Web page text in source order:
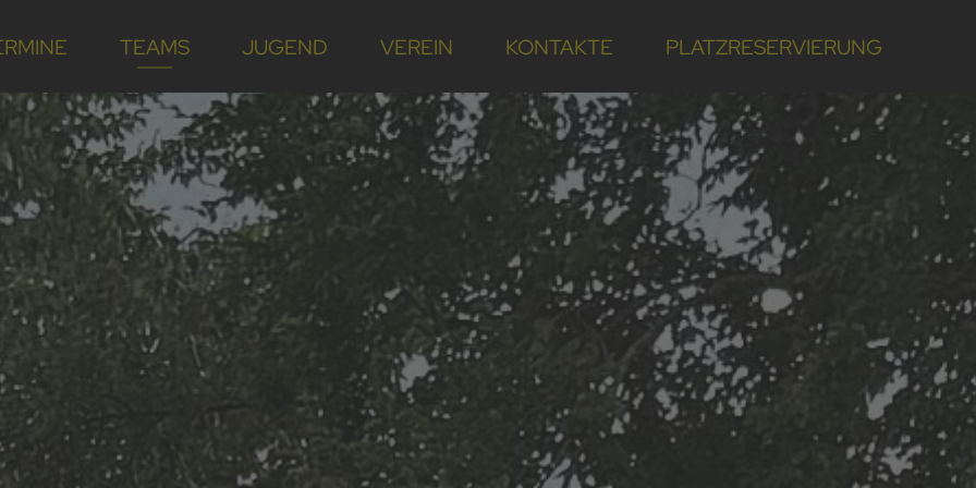
TEAMS JUGEND VEREIN KONTAKTE PLATZRESERVIERUNG